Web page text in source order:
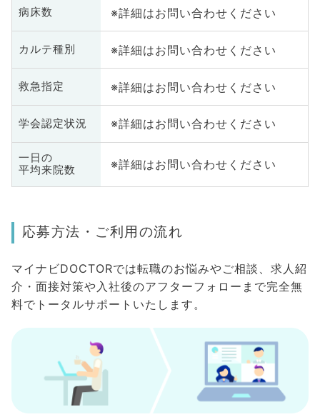
病床数 ※詳細はお問い合わせください
カルテ種別 ※詳細はお問い合わせください
救急指定 ※詳細はお問い合わせください
学会認定状況 ※詳細はお問い合わせください
一日の
平均来院数
※詳細はお問い合わせください
応募方法・ご利用の流れ
マイナビDOCTORでは転職のお悩みやご相談、求人紹
介・面接対策や入社後のアフターフォローまで完全無
料でトータルサポートいたします。